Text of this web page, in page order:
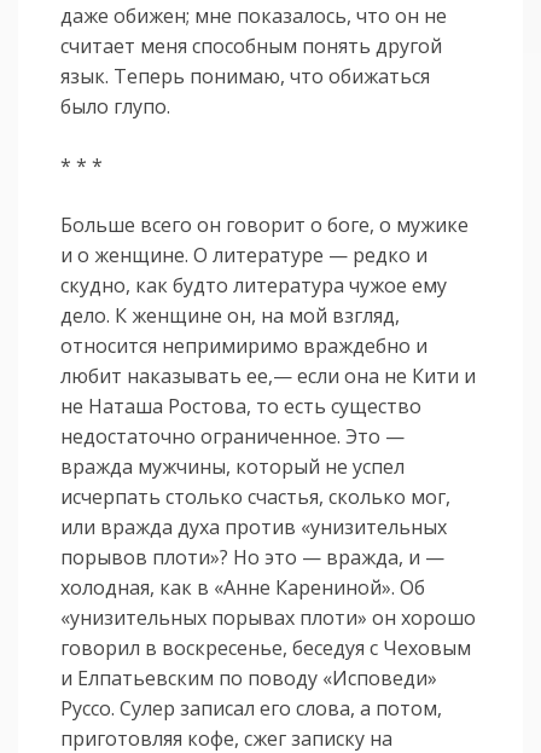
даже обижен; мне показалось, что он не
считает меня способным понять другой
язык. Теперь понимаю, что обижаться
было глупо.
* * *
Больше всего он говорит о боге, о мужике
и о женщине. О литературе — редко и
скудно, как будто литература чужое ему
дело. К женщине он, на мой взгляд,
относится непримиримо враждебно и
любит наказывать ее,— если она не Кити и
не Наташа Ростова, то есть существо
недостаточно ограниченное. Это —
вражда мужчины, который не успел
исчерпать столько счастья, сколько мог,
или вражда духа против «унизительных
порывов плоти»? Но это — вражда, и —
холодная, как в «Анне Карениной». Об
«унизительных порывах плоти» он хорошо
говорил в воскресенье, беседуя с Чеховым
и Елпатьевским по поводу «Исповеди»
Руссо. Сулер записал его слова, а потом,
приготовляя кофе, сжег записку на